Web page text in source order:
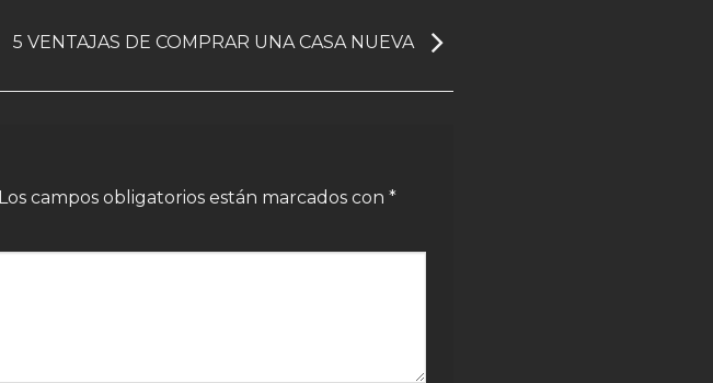
5 VENTAJAS DE COMPRAR UNA CASA NUEVA
Los campos obligatorios están marcados con *